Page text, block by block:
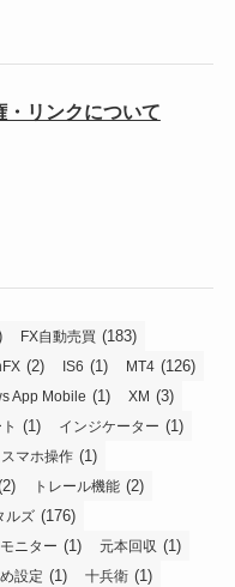
リンクについて
FX自動売買 (183)
(2) IS6 (1) MT4 (126)
App Mobile (1) XM (3)
(1) インジケーター (1)
スマホ操作 (1)
トレール機能 (2)
ルズ (176)
モニター (1) 元本回収 (1)
設定 (1) 十兵衛 (1)